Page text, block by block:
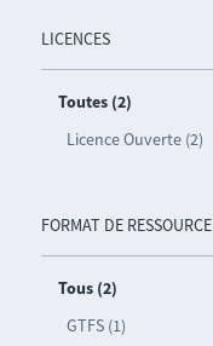
LICENCES
Toutes (2)
Licence Ouverte (2)
FORMAT DE RESSOURCE
Tous (2)
GTFS (1)